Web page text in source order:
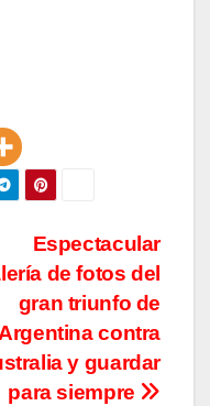
Espectacular
de fotos del
gran triunfo de
contra
y guardar
para siempre